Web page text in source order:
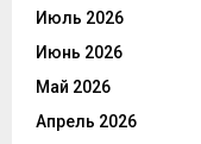
Июль 2026
Июнь 2026
Май 2026
Апрель 2026